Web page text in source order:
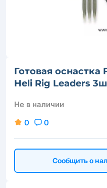
Готовая оснастка
Heli Rig Leaders
Не в наличии
0 0
Сообщить о